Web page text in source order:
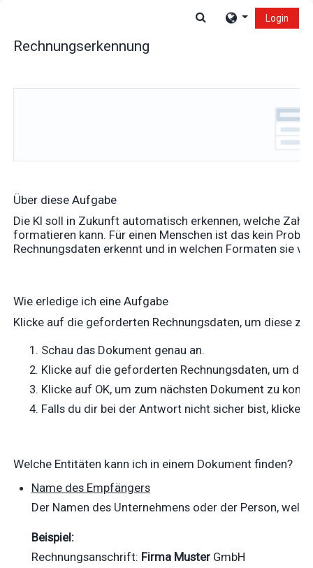
Sucheingabe
Login
Rechnungserkennung
Über diese Aufgabe
Die KI soll in Zukunft automatisch erkennen, welche
formatieren kann. Für einen Menschen ist das kein
Rechnungsdaten erkennt und in welchen Formaten sie
Wie erledige ich eine Aufgabe
Klicke auf die geforderten Rechnungsdaten, um diese zu
Schau das Dokument genau an.
Klicke auf die geforderten Rechnungsdaten, um
Klicke auf OK, um zum nächsten Dokument zu
Falls du dir bei der Antwort nicht sicher bist, klicke
Welche Entitäten kann ich in einem Dokument finden?
Name des Empfängers
Der Namen des Unternehmens oder der Person,
Beispiel:
Rechnungsanschrift: Firma MusterGmbH